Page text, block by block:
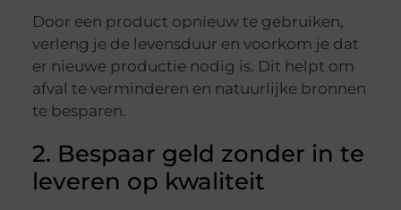
Door een product opnieuw te gebruiken,
verleng je de levensduur en voorkom je dat
er nieuwe productie nodig is. Dit helpt om
afval te verminderen en natuurlijke bronnen
te besparen.
2. Bespaar geld zonder in te
leveren op kwaliteit